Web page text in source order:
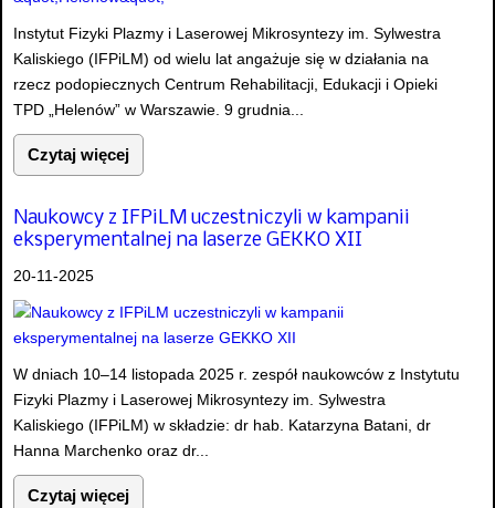
Instytut Fizyki Plazmy i Laserowej Mikrosyntezy im. Sylwestra
Kaliskiego (IFPiLM) od wielu lat angażuje się w działania na
rzecz podopiecznych Centrum Rehabilitacji, Edukacji i Opieki
TPD „Helenów” w Warszawie. 9 grudnia...
Czytaj więcej
Naukowcy z IFPiLM uczestniczyli w kampanii
eksperymentalnej na laserze GEKKO XII
20-11-2025
W dniach 10–14 listopada 2025 r. zespół naukowców z Instytutu
Fizyki Plazmy i Laserowej Mikrosyntezy im. Sylwestra
Kaliskiego (IFPiLM) w składzie: dr hab. Katarzyna Batani, dr
Hanna Marchenko oraz dr...
Czytaj więcej